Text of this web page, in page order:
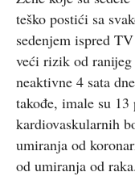
teško postići sa
sedenjem ispred
veći rizik od
neaktivne 4 sata
takođe, imale su
kardiovaskularnih
umiranja od
od umiranja od raka.